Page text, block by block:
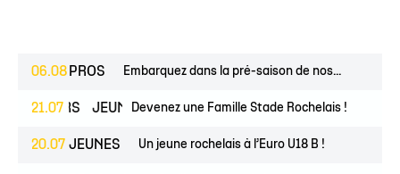
06.08 PROS Embarquez dans la pré-saison de nos...
21.07
ESPOIRS JEUNES Devenez une Famille Stade Rochelais !
20.07 JEUNES Un jeune rochelais à l’Euro U18 B !